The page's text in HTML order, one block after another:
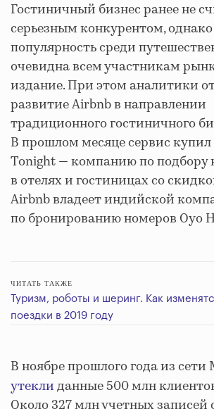
Гостиничный бизнес ранее не
серьезным конкурентом, однако
популярность среди
очевидна всем участникам
издание. При этом аналитики
развитие Airbnb в направлении
традиционного гостиничного
В прошлом месяце сервис
Tonight — компанию по подбору
в отелях и гостиницах со
Airbnb владеет индийской
по бронированию номеров Oyo
ЧИТАТЬ ТАКЖЕ
Туризм, роботы и шеринг. Как
поездки в 2019 году
В ноябре прошлого года из
утеклиданные 500 млн